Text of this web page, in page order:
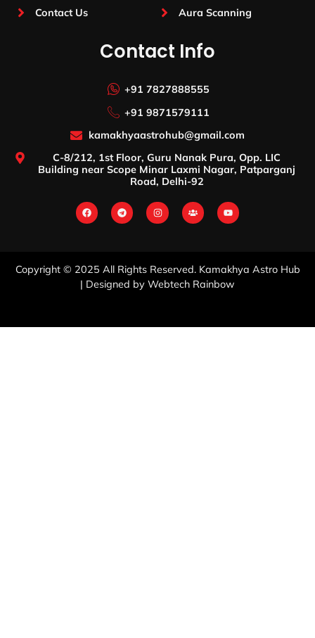
Contact Us
Aura Scanning
Contact Info
+91 7827888555
+91 9871579111
kamakhyaastrohub@gmail.com
C-8/212, 1st Floor, Guru Nanak Pura, Opp. LIC
Building near Scope Minar Laxmi Nagar, Patparganj
Road, Delhi-92
Copyright © 2025 All Rights Reserved. Kamakhya Astro Hub
| Designed by Webtech Rainbow